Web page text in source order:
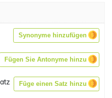
Synonyme hinzufügen
Fügen Sie Antonyme hinzu
Füge einen Satz hinzu